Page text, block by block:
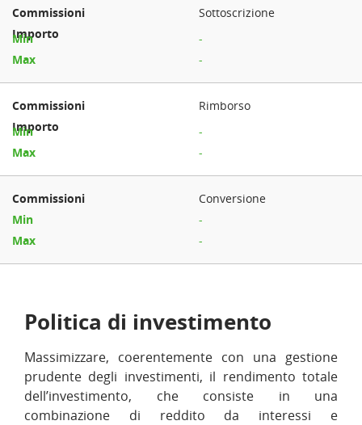
Sottoscrizione
-
-
Rimborso
-
-
Conversione
-
-
Politica di investimento
Massimizzare, coerentemente con una gestione
prudente degli investimenti, il rendimento totale
dell’investimento, che consiste in una
combinazione di reddito da interessi e